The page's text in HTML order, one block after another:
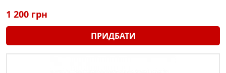
1 200 грн
ПРИДБАТИ